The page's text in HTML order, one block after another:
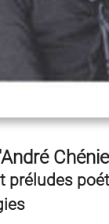
préludes